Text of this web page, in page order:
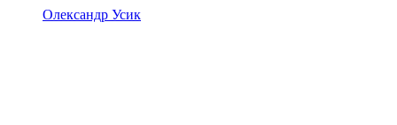
Олександр Усик